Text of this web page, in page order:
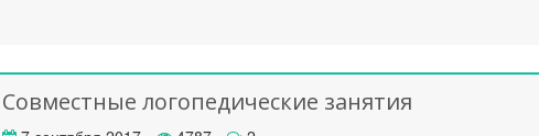
Совместные логопедические занятия